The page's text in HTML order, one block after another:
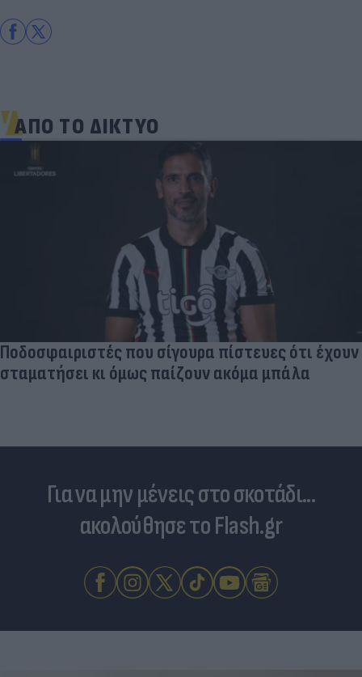
ΑΠΟ ΤΟ ΔΙΚΤΥΟ
Ποδοσφαιριστές που σίγουρα πίστευες ότι έχουν
σταματήσει κι όμως παίζουν ακόμα μπάλα
Για να μην μένεις στο σκοτάδι...
ακολούθησε το Flash.gr